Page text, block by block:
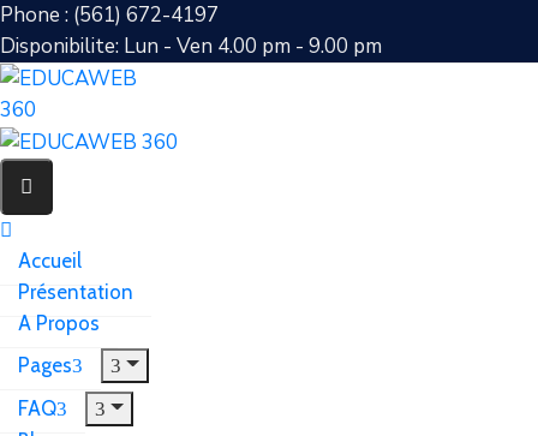
Phone : (561) 672-4197
Disponibilite: Lun - Ven 4.00 pm - 9.00 pm
Accueil
Présentation
A Propos
Pages
FAQ